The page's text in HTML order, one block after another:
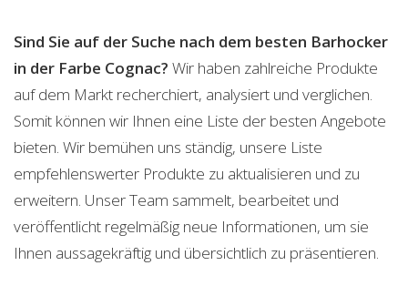
Sind Sie auf der Suche nach dem besten Barhocker
in der Farbe Cognac? Wir haben zahlreiche Produkte
auf dem Markt recherchiert, analysiert und verglichen.
Somit können wir Ihnen eine Liste der besten Angebote
bieten. Wir bemühen uns ständig, unsere Liste
empfehlenswerter Produkte zu aktualisieren und zu
erweitern. Unser Team sammelt, bearbeitet und
veröffentlicht regelmäßig neue Informationen, um sie
Ihnen aussagekräftig und übersichtlich zu präsentieren.